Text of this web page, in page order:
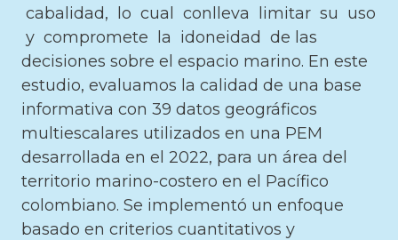
cabalidad, lo cual conlleva limitar su uso
y compromete la idoneidad de las
decisiones sobre el espacio marino. En este
estudio, evaluamos la calidad de una base
informativa con 39 datos geográficos
multiescalares utilizados en una PEM
desarrollada en el 2022, para un área del
territorio marino-costero en el Pacífico
colombiano. Se implementó un enfoque
basado en criterios cuantitativos y